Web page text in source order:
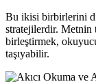
Bu ikisi birbirlerini
stratejilerdir. Metnin
birleştirmek,
taşıyabilir.